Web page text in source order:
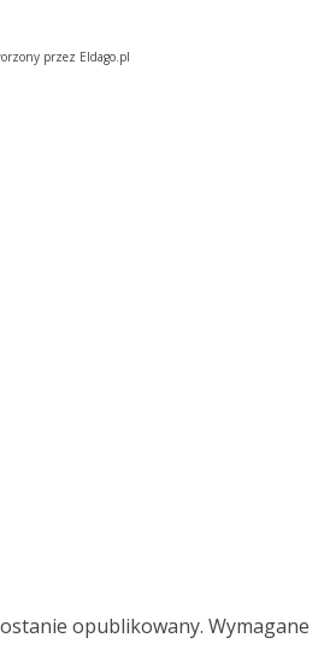
przez Eldago.pl
opublikowany. Wymagane